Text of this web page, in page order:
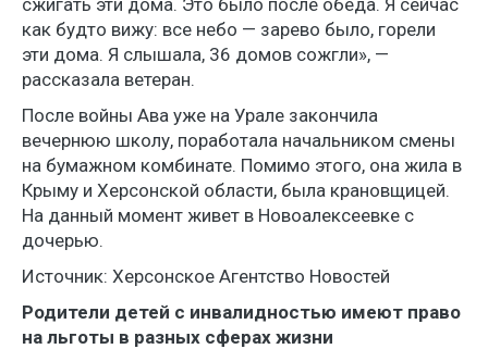
как будто вижу: все небо — зарево было, горели
эти дома. Я слышала, 36 домов сожгли», —
рассказала ветеран.
После войны Ава уже на Урале закончила
вечернюю школу, поработала начальником смены
на бумажном комбинате. Помимо этого, она жила в
Крыму и Херсонской области, была крановщицей.
На данный момент живет в Новоалексеевке с
дочерью.
Источник: Херсонское Агентство Новостей
Родители детей с инвалидностью имеют право
на льготы в разных сферах жизни